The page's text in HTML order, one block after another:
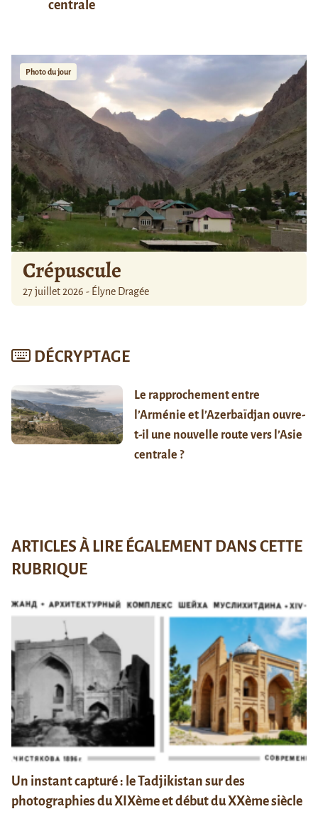
centrale
Photo du jour
Crépuscule
27 juillet 2026 - Élyne Dragée
DÉCRYPTAGE
Le rapprochement entre
l’Arménie et l’Azerbaïdjan ouvre-
t-il une nouvelle route vers l’Asie
centrale ?
ARTICLES À LIRE ÉGALEMENT DANS CETTE
RUBRIQUE
Un instant capturé : le Tadjikistan sur des
photographies du XIXème et début du XXème siècle